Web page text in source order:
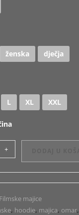
ženska dječja
L XL XXL
+
Filmske majice
, hoodie, majica, omar,